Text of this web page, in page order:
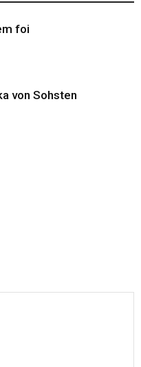
foi
von Sohsten